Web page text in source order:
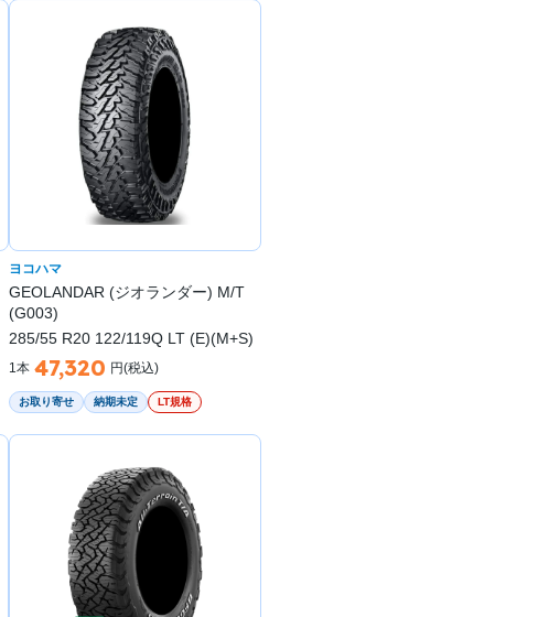
ヨコハマ
GEOLANDAR (ジオランダー) M/T
(G003)
285/55 R20 122/119Q LT (E)(M+S)
1本 47,320 円(税込)
お取り寄せ 納期未定 LT規格